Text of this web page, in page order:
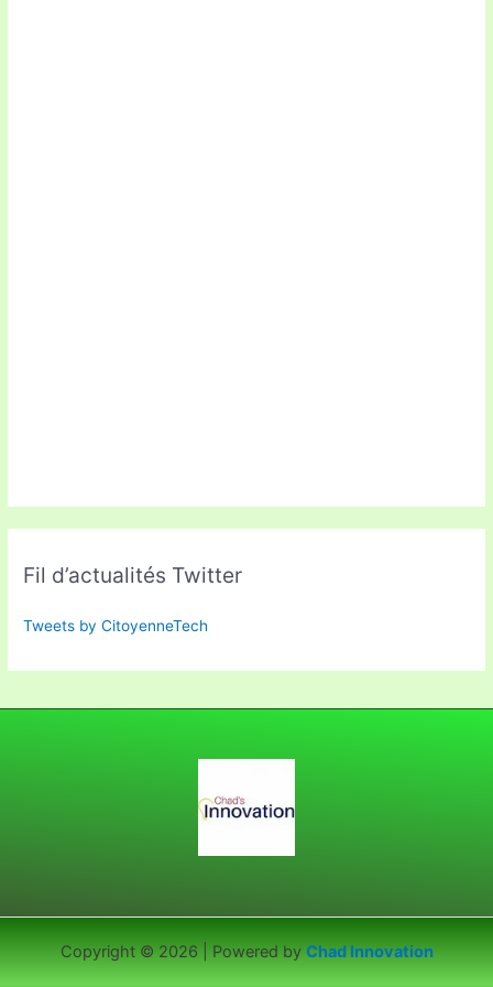
Fil d’actualités Twitter
Tweets by CitoyenneTech
Copyright © 2026 | Powered by Chad Innovation